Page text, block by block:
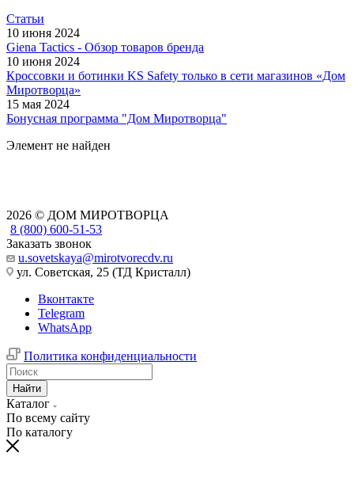
Статьи
10 июня 2024
Giena Tactics - Обзор товаров бренда
10 июня 2024
Кроссовки и ботинки KS Safety только в сети магазинов «Дом
Миротворца»
15 мая 2024
Бонусная программа "Дом Миротворца"
Элемент не найден
2026 © ДОМ МИРОТВОРЦА
8 (800) 600-51-53
Заказать звонок
u.sovetskaya@mirotvorecdv.ru
ул. Советская, 25 (ТД Кристалл)
Вконтакте
Telegram
WhatsApp
Политика конфиденциальности
Найти
Каталог
По всему сайту
По каталогу